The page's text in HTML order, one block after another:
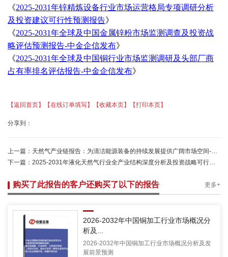
《2025-2031年锌精炼设备行业市场运营格局专项调研分析
及投资建议可行性预测报告》
《2025-2031年全球及中国金属锌粉市场监测调查及投资战
略评估预测报告-中金企信发布》
《2025-2031年全球及中国铜行业市场监测调研及头部厂商
占有率排名评估报告-中金企信发布》
【返回首页】 【在线订单填写】 【收藏本页】 【打印本页】
分享到：
上一篇： 天然气产业链报告：为清洁能源装备的持续发展提供广阔市场空间-中金企信发布
下一篇： 2025-2031年液化天然气行业全产业结构深度分析及投资战略可行性评估预测报告-中金企信发布
购买了此报告的客户还购买了以下的报告 更多+
2026-2032年中国铜加工行业市场概况分
析及...
2026-2032年中国铜加工行业市场概况分析及发
展前景预测